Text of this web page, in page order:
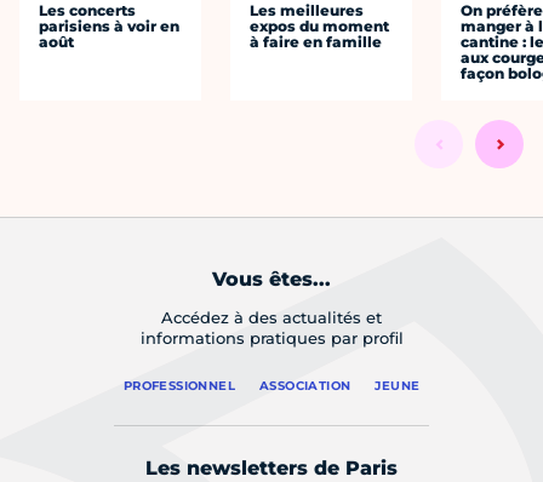
Les concerts
parisiens à voir en
août
Les meilleures
expos du moment
à faire en famille
On préfère
manger à
cantine :
aux
façon
Vous êtes...
Accédez à des actualités et
informations pratiques par profil
PROFESSIONNEL ASSOCIATION JEUNE
Les newsletters de Paris